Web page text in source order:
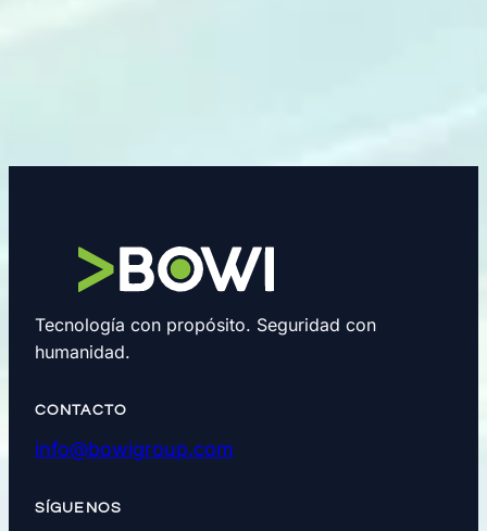
Tecnología con propósito. Seguridad con
humanidad.
CONTACTO
info@bowigroup.com
SÍGUENOS